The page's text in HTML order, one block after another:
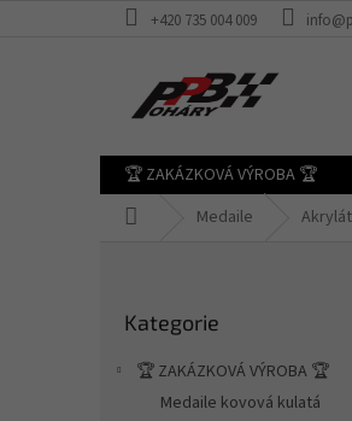
+420 735 004 009
🏆 ZAKÁZKOVÁ VÝROBA 🏆
Medaile
kategorie
Kategorie
🏆 ZAKÁZKOVÁ VÝROBA 🏆
Medaile kovová kulatá